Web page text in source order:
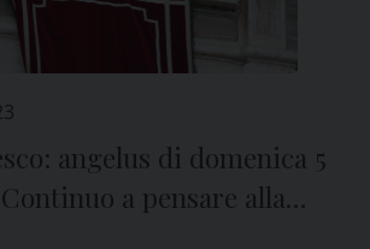
angelus di domenica 5
a pensare alla